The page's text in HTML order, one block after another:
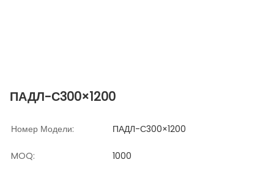
ПАДЛ-С300×1200
Номер Модели: ПАДЛ-С300×1200
MOQ: 1000